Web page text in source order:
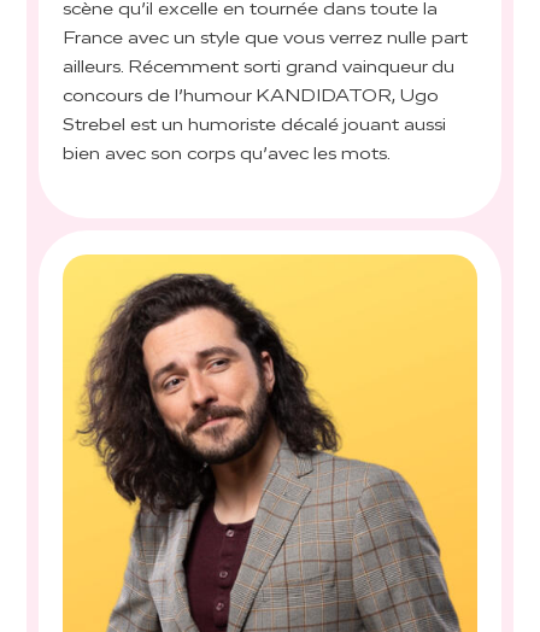
scène qu’il excelle en tournée dans toute la
France avec un style que vous verrez nulle part
ailleurs. Récemment sorti grand vainqueur du
concours de l’humour KANDIDATOR, Ugo
Strebel est un humoriste décalé jouant aussi
bien avec son corps qu’avec les mots.